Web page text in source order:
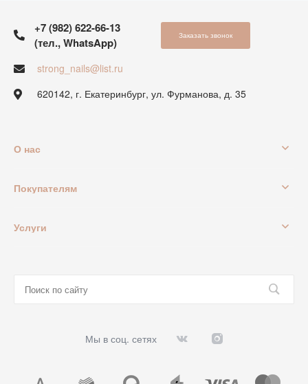
+7 (982) 622-66-13
(тел., WhatsApp)
Заказать звонок
strong_nails@list.ru
620142, г. Екатеринбург, ул. Фурманова, д. 35
О нас
Покупателям
Услуги
Мы в соц. сетях